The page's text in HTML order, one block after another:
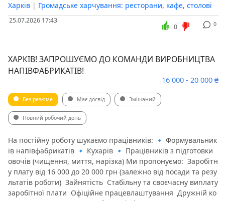
Харків | Громадське харчування: ресторани, кафе, столові
25.07.2026 17:43 0
0
ХАРКІВ! ЗАПРОШУЄМО ДО КОМАНДИ ВИРОБНИЦТВА
НАПІВФАБРИКАТІВ!
16 000 - 20 000 ₴
Без резюме Має досвід Змішаний
Повний робочий день
На постійну роботу шукаємо працівників: 🔹 Формувальник
ів напівфабрикатів 🔹 Кухарів 🔹 Працівників з підготовки
овочів (чищення, миття, нарізка) Ми пропонуємо: ️ Заробітн
у плату від 16 000 до 20 000 грн (залежно від посади та резу
льтатів роботи) ️ Зайнятість ️ Стабільну та своєчасну виплату
заробітної плати ️ Офіційне працевлаштування ️ Дружній ко